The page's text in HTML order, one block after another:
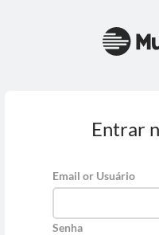
Entrar
Email or Usuário
Senha